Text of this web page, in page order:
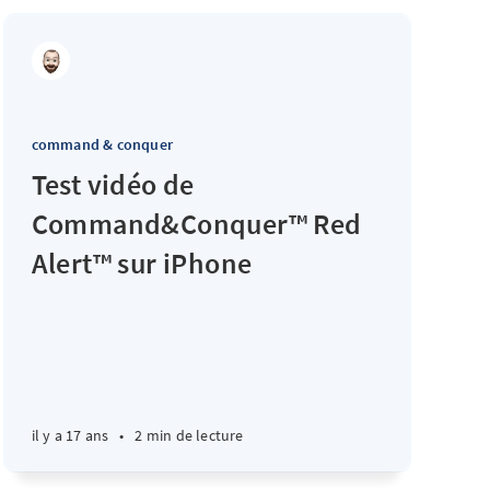
command & conquer
Test vidéo de
Command&Conquer™ Red
Alert™ sur iPhone
il y a 17 ans • 2 min de lecture